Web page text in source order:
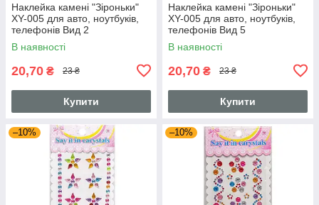
Наклейка камені "Зіроньки"
XY-005 для авто, ноутбуків,
телефонів Вид 2
В наявності
20,70 ₴ 23 ₴
Купити
Наклейка камені "Зіроньки"
XY-005 для авто, ноутбуків,
телефонів Вид 5
В наявності
20,70 ₴ 23 ₴
Купити
–10% –10%